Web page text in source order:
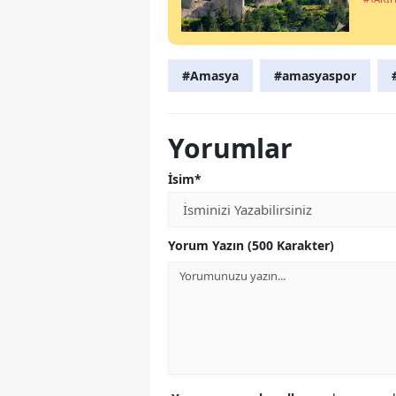
#Amasya #amasyaspor
Yorumlar
İsim*
Yorum Yazın (500 Karakter)